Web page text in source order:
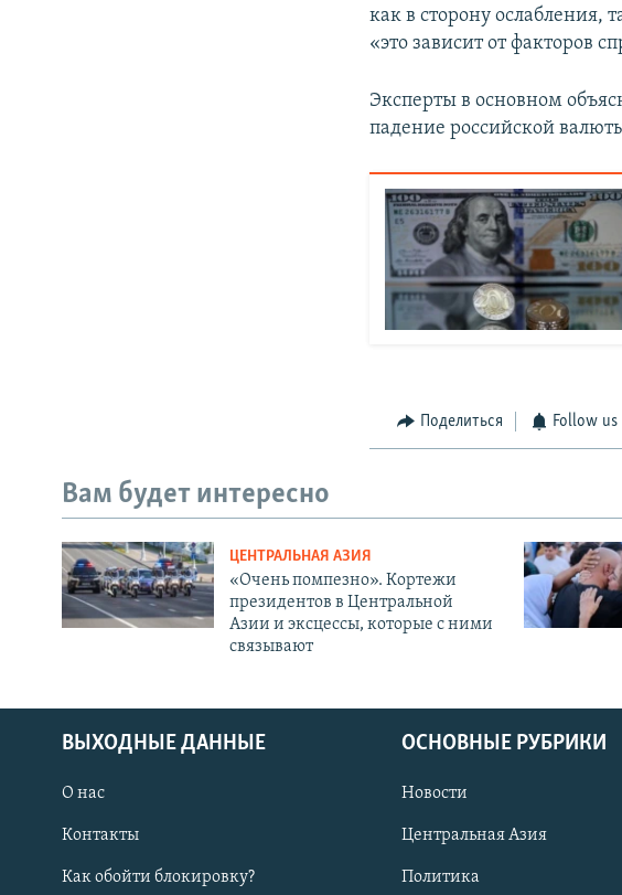
как в сторону ослабления,
«это зависит от факторов
Эксперты в основном
падение российской
Поделиться Follow us
Вам будет интересно
ЦЕНТРАЛЬНАЯ АЗИЯ
«Очень помпезно». Кортежи
президентов в Центральной
Азии и эксцессы, которые с ними
связывают
ВЫХОДНЫЕ ДАННЫЕ
О нас
Контакты
Как обойти блокировку?
ОСНОВНЫЕ РУБРИКИ
Новости
Центральная Азия
Политика